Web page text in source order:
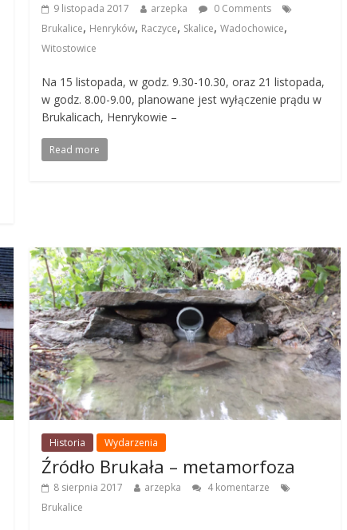
9 listopada 2017 arzepka
0 Comments
Brukalice, Henryków, Raczyce, Skalice,Wadochowice,
Witostowice
Na 15 listopada, w godz. 9.30-10.30, oraz 21 listopada,
w godz. 8.00-9.00, planowane jest wyłączenie prądu w
Brukalicach, Henrykowie –
Read more
Historia Wydarzenia
Źródło Brukała – metamorfoza
8 sierpnia 2017 arzepka
4 komentarze
Brukalice